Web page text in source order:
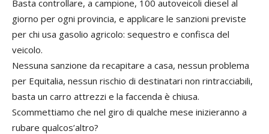
Basta controllare, a campione, 100 autoveicoli diesel al
giorno per ogni provincia, e applicare le sanzioni previste
per chi usa gasolio agricolo: sequestro e confisca del
veicolo.
Nessuna sanzione da recapitare a casa, nessun problema
per Equitalia, nessun rischio di destinatari non rintracciabili,
basta un carro attrezzi e la faccenda è chiusa.
Scommettiamo che nel giro di qualche mese inizieranno a
rubare qualcos’altro?